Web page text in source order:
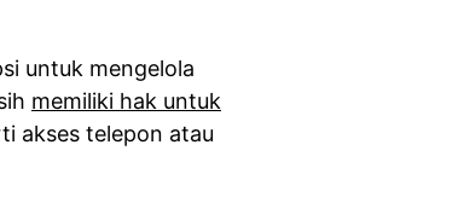
untuk mengelola
memiliki hak untuk
akses telepon atau